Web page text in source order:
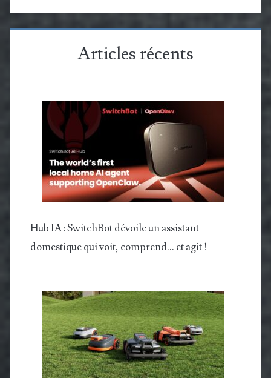
Articles récents
Hub IA : SwitchBot dévoile un assistant
domestique qui voit, comprend… et agit !